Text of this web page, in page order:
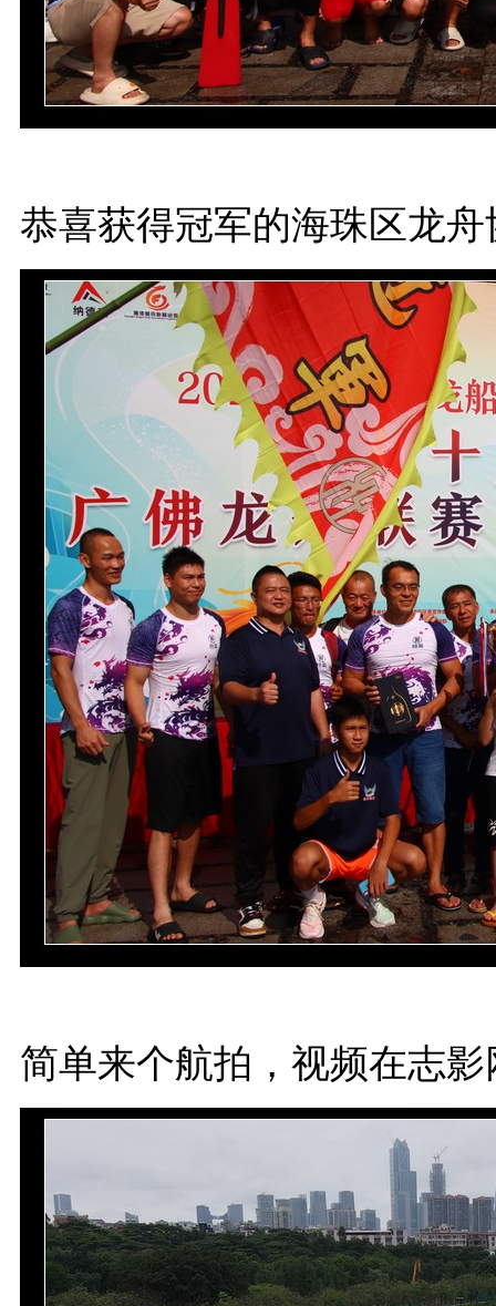
恭喜获得冠军的海珠区龙舟
简单来个航拍，视频在志